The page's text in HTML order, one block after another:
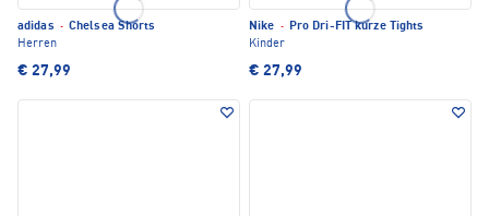
adidas · Chelsea Shorts
Herren
€ 27,99
Nike · Pro Dri-FIT kurze Tights
Kinder
€ 27,99